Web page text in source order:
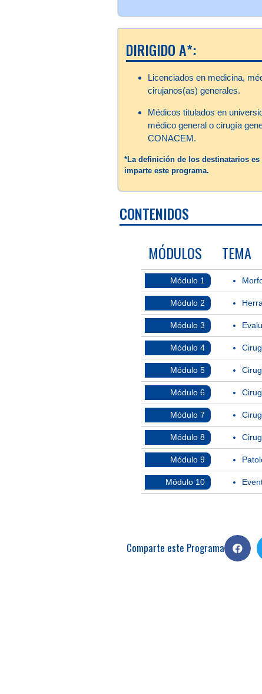
DIRIGIDO A*:
Licenciados en medicina,
cirujanos(as) generales.
Médicos titulados en
médico general o cirugía
CONACEM.
*La definición de los destinatarios
imparte este programa.
CONTENIDOS
MÓDULOS
TEMA
Módulo 1
Módulo 2
Módulo 3
Módulo 4
Módulo 5
Módulo 6
Módulo 7
Módulo 8
Módulo 9
Módulo 10
Comparte este Programa